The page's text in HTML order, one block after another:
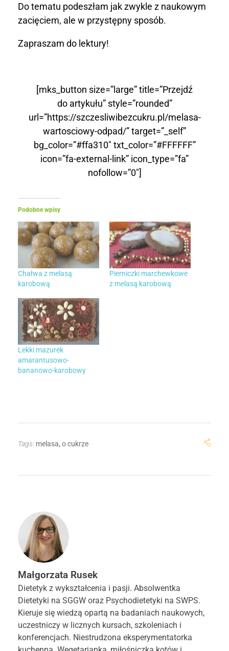
r
t
o
d
a
d
Do tematu podeszłam jak zwykle z naukowym
zacięciem, ale w przystępny sposób.
Zapraszam do lektury!
[mks_button size=”large” title=”Przejdź
do artykułu” style=”rounded”
url=”https://szczesliwibezcukru.pl/melasa-
wartosciowy-odpad/” target=”_self”
bg_color=”#ffa310″ txt_color=”#FFFFFF”
icon=”fa-external-link” icon_type=”fa”
nofollow=”0″]
Podobne wpisy
Chałwa z melasą
karobową
Pierniczki marchewkowe
z melasą karobową
Lekki mazurek
amarantusowo-
bananowo-karobowy
Tags: melasa, o cukrze
Małgorzata Rusek
Dietetyk z wykształcenia i pasji. Absolwentka
Dietetyki na SGGW oraz Psychodietetyki na SWPS.
Kieruje się wiedzą opartą na badaniach naukowych,
uczestniczy w licznych kursach, szkoleniach i
konferencjach. Niestrudzona eksperymentatorka